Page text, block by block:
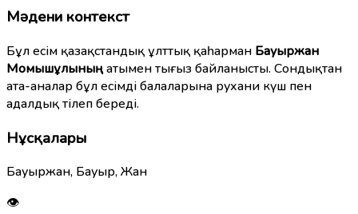
Мәдени контекст
Бұл есім қазақстандық ұлттық қаһарман Бауыржан
Момышұлыныңатымен тығыз байланысты. Сондықтан
ата-аналар бұл есімді балаларына рухани күш пен
адалдық тілеп береді.
Нұсқалары
Бауыржан, Бауыр, Жан
👁